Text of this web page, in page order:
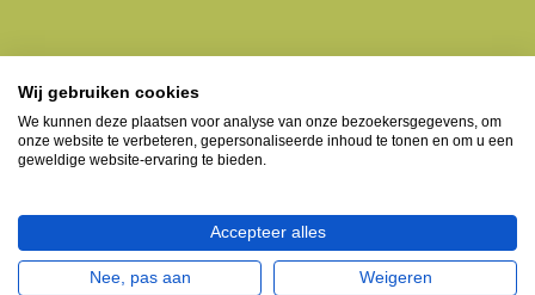
Wij gebruiken cookies
We kunnen deze plaatsen voor analyse van onze bezoekersgegevens, om
onze website te verbeteren, gepersonaliseerde inhoud te tonen en om u een
geweldige website-ervaring te bieden.
Accepteer alles
Nee, pas aan Weigeren